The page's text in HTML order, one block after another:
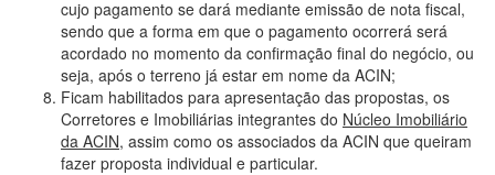
cujo pagamento se dará mediante emissão de nota fiscal,
sendo que a forma em que o pagamento ocorrerá será
acordado no momento da confirmação final do negócio, ou
seja, após o terreno já estar em nome da ACIN;
Ficam habilitados para apresentação das propostas, os
Corretores e Imobiliárias integrantes do Núcleo Imobiliário
da ACIN, assim como os associados da ACIN que queiram
fazer proposta individual e particular.